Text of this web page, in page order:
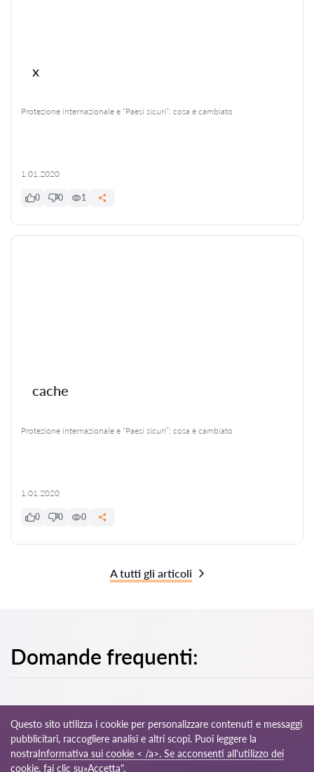
x
Protezione internazionale e “Paesi sicuri”: cosa è cambiato
1.01.2020
0 0 1
cache
Protezione internazionale e “Paesi sicuri”: cosa è cambiato
1.01.2020
0 0 0
A tutti gli articoli
Domande frequenti:
© 2026 Avvocati-it.com
Questo sito utilizza i cookie per personalizzare contenuti e messaggi
pubblicitari, raccogliere analisi e altri scopi. Puoi leggere la
nostraInformativa sui cookie < /a>. Se acconsenti all'utilizzo dei
cookie, fai clic su»Accetta".